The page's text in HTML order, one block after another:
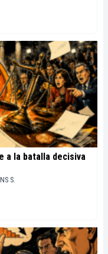
a la batalla decisiva
S.